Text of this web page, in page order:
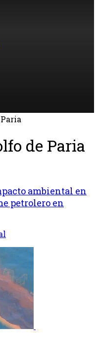
de Paria
ambiental en
petrolero en